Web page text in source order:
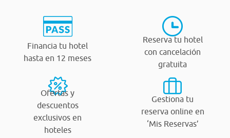
Financia tu hotel
hasta en 12 meses
Reserva tu hotel
con cancelación
gratuita
Ofertas y
descuentos
exclusivos en
hoteles
Gestiona tu
reserva online en
‘Mis Reservas’